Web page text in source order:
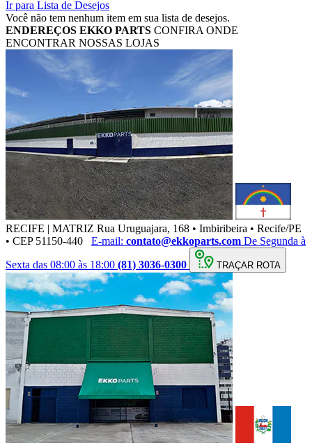
Ir para Lista de Desejos
Você não tem nenhum item em sua lista de desejos.
ENDEREÇOS EKKO PARTS CONFIRA ONDE
ENCONTRAR NOSSAS LOJAS
RECIFE | MATRIZ Rua Uruguajara, 168 • Imbiribeira • Recife/PE
• CEP 51150-440
E-mail: contato@ekkoparts.com De Segunda à
Sexta das 08:00 às 18:00 (81) 3036-0300 TRAÇAR ROTA